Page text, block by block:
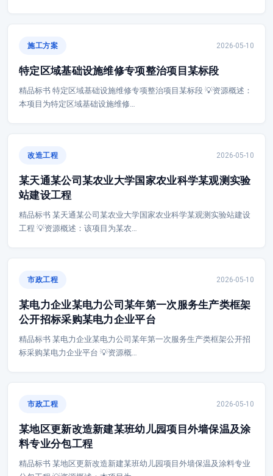
施工方案 2026-05-10
特定区域基础设施维修专项整治项目某标段
精品标书 特定区域基础设施维修专项整治项目某标段 💡资源概述：
本项目为特定区域基础设施维修…
改造工程 2026-05-10
某天通某公司某农业大学国家农业科学某观测实验
站建设工程
精品标书 某天通某公司某农业大学国家农业科学某观测实验站建设
工程 💡资源概述：该项目为某农…
市政工程 2026-05-10
某电力企业某电力公司某年第一次服务生产类框架
公开招标采购某电力企业平台
精品标书 某电力企业某电力公司某年第一次服务生产类框架公开招
标采购某电力企业平台 💡资源概…
市政工程 2026-05-10
某地区更新改造新建某班幼儿园项目外墙保温及涂
料专业分包工程
精品标书 某地区更新改造新建某班幼儿园项目外墙保温及涂料专业